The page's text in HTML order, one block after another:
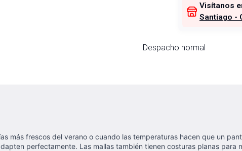
Visítanos
Santiago -
Despacho normal
más frescos del verano o cuando las temperaturas hacen que un
perfectamente. Las mallas también tienen costuras planas